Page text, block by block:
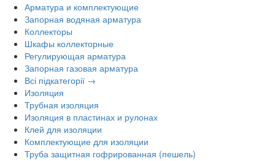
Арматура и комплектующие
Запорная водяная арматура
Коллекторы
Шкафы коллекторные
Регулирующая арматура
Запорная газовая арматура
Всі підкатегорії →
Изоляция
Трубная изоляция
Изоляция в пластинах и рулонах
Клей для изоляции
Комплектующие для изоляции
Труба защитная гофрированная (пешель)